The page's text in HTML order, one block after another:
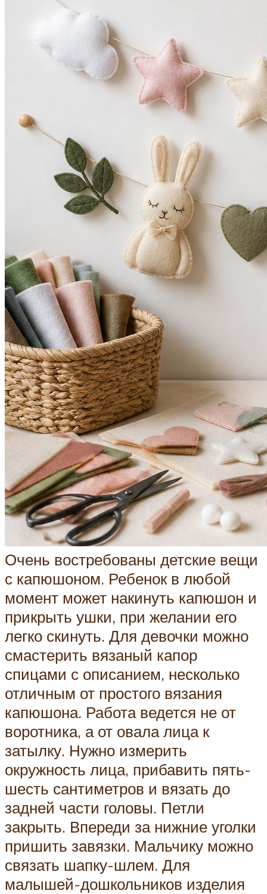
Очень востребованы детские вещи
с капюшоном. Ребенок в любой
момент может накинуть капюшон и
прикрыть ушки, при желании его
легко скинуть. Для девочки можно
смастерить вязаный капор
спицами с описанием, несколько
отличным от простого вязания
капюшона. Работа ведется не от
воротника, а от овала лица к
затылку. Нужно измерить
окружность лица, прибавить пять-
шесть сантиметров и вязать до
задней части головы. Петли
закрыть. Впереди за нижние уголки
пришить завязки. Мальчику можно
связать шапку-шлем. Для
малышей-дошкольников изделия